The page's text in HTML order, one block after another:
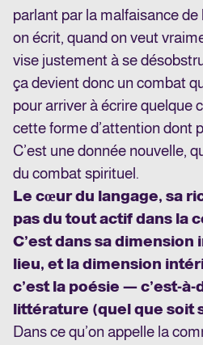
parlant par la malfaisance de
on écrit, quand on veut
vise justement à se
ça devient donc un combat
pour arriver à écrire quelque
cette forme d’attention dont
C’est une donnée nouvelle,
du combat spirituel.
Le cœur du langage, sa
pas du tout actif dans la
C’est dans sa
lieu, et la dimension
c’est la poésie — c’est-
littérature (quel que soit
Dans ce qu’on appelle la